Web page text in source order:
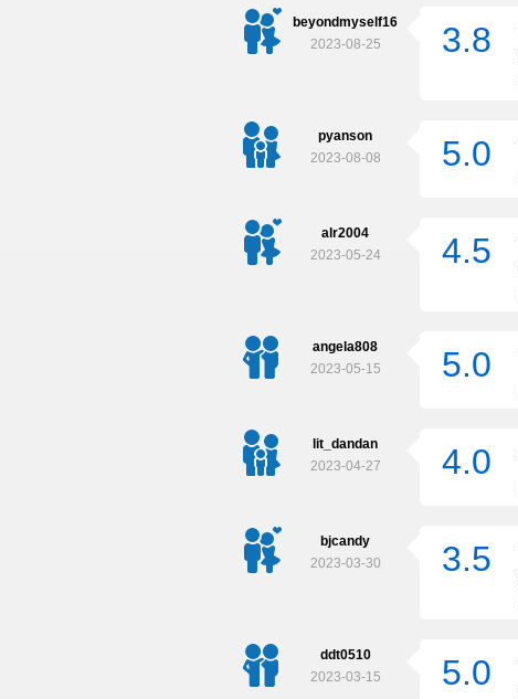
beyondmyself16
2023-08-25
3.8
pyanson
2023-08-08
5.0
alr2004
2023-05-24
4.5
angela808
2023-05-15
5.0
lit_dandan
2023-04-27
4.0
bjcandy
2023-03-30
3.5
ddt0510
2023-03-15
5.0